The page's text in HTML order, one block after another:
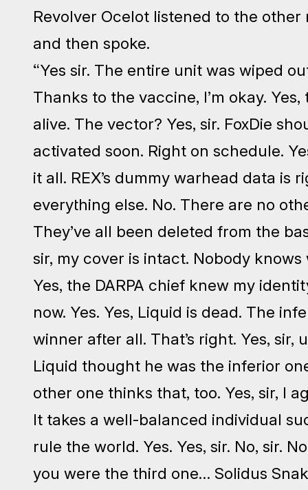
Revolver Ocelot listened to the other
and then spoke.
“Yes sir. The entire unit was wiped
Thanks to the vaccine, I’m okay.
alive. The vector? Yes, sir. FoxDie
activated soon. Right on schedule.
it all. REX’s dummy warhead data is
everything else. No. There are no
They’ve all been deleted from the
sir, my cover is intact. Nobody knows
Yes, the DARPA chief knew my
now. Yes. Yes, Liquid is dead. The
winner after all. That’s right. Yes, sir,
Liquid thought he was the inferior
other one thinks that, too. Yes, sir, I
It takes a well-balanced individual
rule the world. Yes. Yes, sir. No, sir.
you were the third one… Solidus